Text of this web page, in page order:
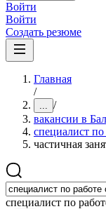
Войти
Войти
Создать резюме
Главная
/
... /
вакансии в
специалист по
частичная
специалист по